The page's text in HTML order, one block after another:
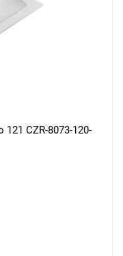
CZR-8073-120-